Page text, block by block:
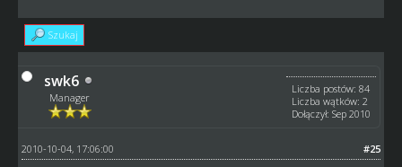
Szukaj
swk6
Manager
Liczba postów: 84
Liczba wątków: 2
Dołączył: Sep 2010
#25
2010-10-04, 17:06:00